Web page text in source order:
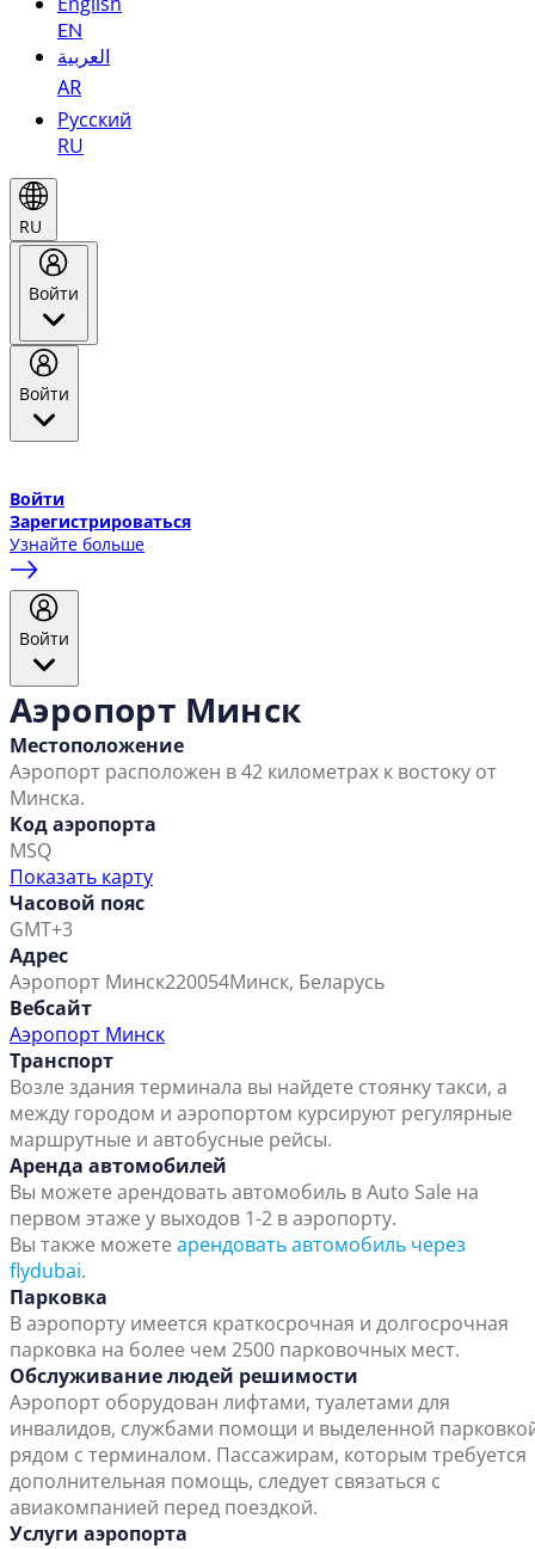
EN
العربية
AR
Русский
RU
RU
Войти
Войти
Войти
Зарегистрироваться
Узнайте больше
Войти
Аэропорт Минск
Местоположение
Аэропорт расположен в 42 километрах к востоку от
Минска.
Код аэропорта
MSQ
Показать карту
Часовой пояс
GMT+3
Адрес
Аэропорт Минск220054Минск, Беларусь
Вебсайт
Аэропорт Минск
Транспорт
Возле здания терминала вы найдете стоянку такси, а
между городом и аэропортом курсируют регулярные
маршрутные и автобусные рейсы.
Аренда автомобилей
Вы можете арендовать автомобиль в Auto Sale на
первом этаже у выходов 1-2 в аэропорту.
Вы также можете арендовать автомобиль через
flydubai.
Парковка
В аэропорту имеется краткосрочная и долгосрочная
парковка на более чем 2500 парковочных мест.
Обслуживание людей решимости
Аэропорт оборудован лифтами, туалетами для
инвалидов, службами помощи и выделенной
рядом с терминалом. Пассажирам, которым требуется
дополнительная помощь, следует связаться с
авиакомпанией перед поездкой.
Услуги аэропорта